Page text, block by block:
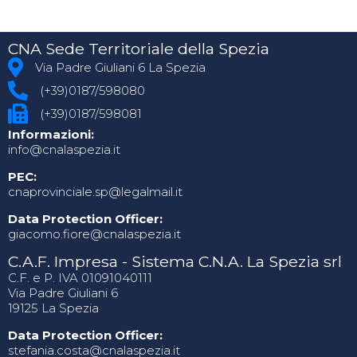
CNA Sede Territoriale della Spezia
Via Padre Giuliani 6 La Spezia
(+39)0187/598080
(+39)0187/598081
Informazioni:
info@cnalaspezia.it
PEC:
cnaprovinciale.sp@legalmail.it
Data Protection Officer:
giacomo.fiore@cnalaspezia.it
C.A.F. Impresa - Sistema C.N.A. La Spezia srl
C.F. e P. IVA 01091040111
Via Padre Giuliani 6
19125 La Spezia
Data Protection Officer:
stefania.costa@cnalaspezia.it